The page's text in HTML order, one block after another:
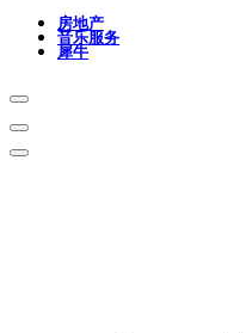
房地产
音乐服务
犀牛